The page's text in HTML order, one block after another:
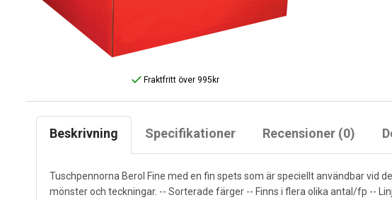
Fraktfritt över 995kr
Beskrivning Specifikationer Recensioner (0)
Tuschpennorna Berol Fine med en fin spets som är speciellt användbar vid
mönster och teckningar. -- Sorterade färger -- Finns i flera olika antal/fp --